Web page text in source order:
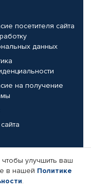
посетителя сайта
данных
на получение
компании
улучшить ваш
в нашей Политике
.